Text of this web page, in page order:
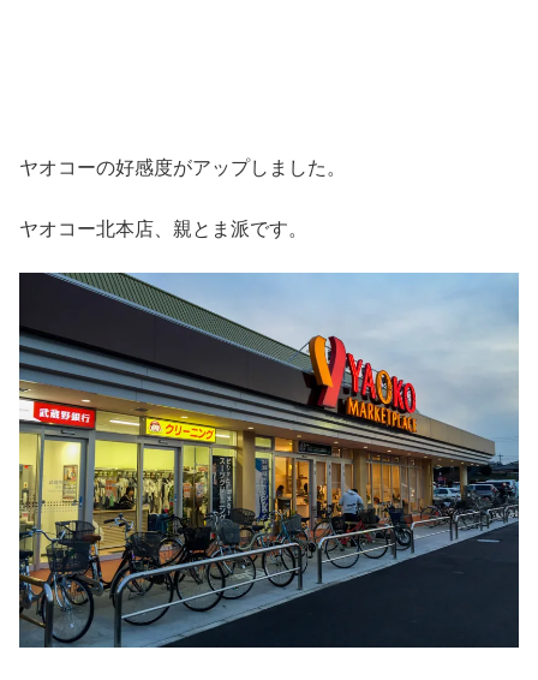
ヤオコーの好感度がアップしました。
ヤオコー北本店、親とま派です。